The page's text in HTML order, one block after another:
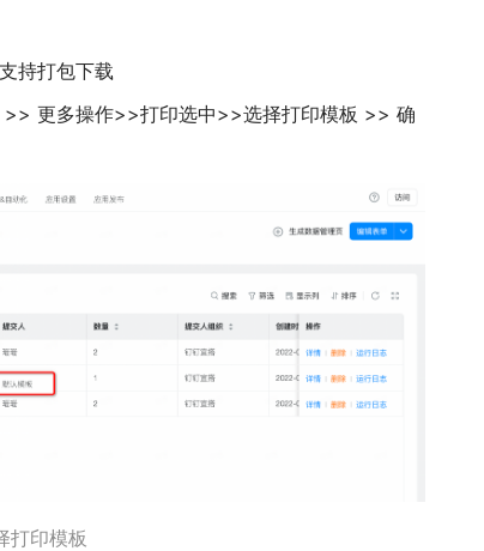
持打包下载
更多操作>>打印选中>>选择打印模板 >> 确
打印模板